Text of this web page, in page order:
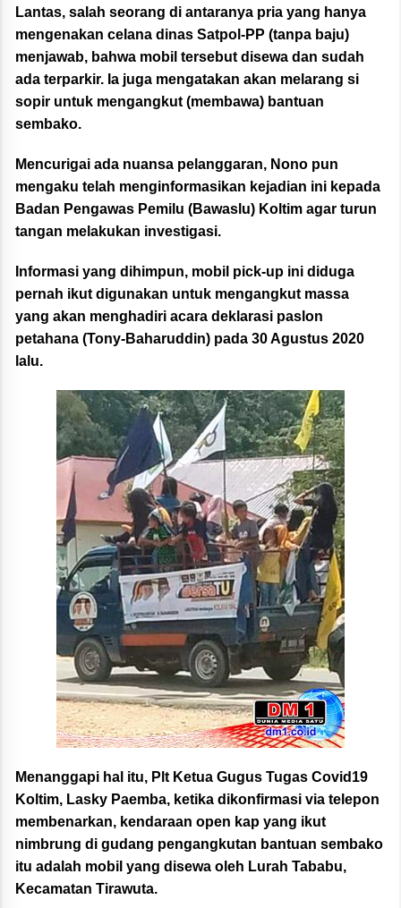
Lantas, salah seorang di antaranya pria yang hanya
mengenakan celana dinas Satpol-PP (tanpa baju)
menjawab, bahwa mobil tersebut disewa dan sudah
ada terparkir. Ia juga mengatakan akan melarang si
sopir untuk mengangkut (membawa) bantuan
sembako.
Mencurigai ada nuansa pelanggaran, Nono pun
mengaku telah menginformasikan kejadian ini kepada
Badan Pengawas Pemilu (Bawaslu) Koltim agar turun
tangan melakukan investigasi.
Informasi yang dihimpun, mobil pick-up ini diduga
pernah ikut digunakan untuk mengangkut massa
yang akan menghadiri acara deklarasi paslon
petahana (Tony-Baharuddin) pada 30 Agustus 2020
lalu.
Menanggapi hal itu, Plt Ketua Gugus Tugas Covid19
Koltim, Lasky Paemba, ketika dikonfirmasi via telepon
membenarkan, kendaraan open kap yang ikut
nimbrung di gudang pengangkutan bantuan sembako
itu adalah mobil yang disewa oleh Lurah Tababu,
Kecamatan Tirawuta.